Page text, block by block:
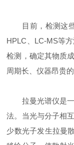
目前，检测这些
HPLC、LC-MS等
检测，确定其物质
周期长、仪器昂贵
拉曼光谱仪是一
法。当光与分子相
少数光子发生拉曼